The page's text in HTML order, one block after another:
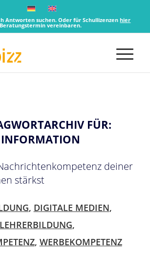
Antworten suchen. Oder für Schullizenzenhier
Beratungstermin vereinbaren.
FÜR:
INFORMATION
deiner
stärkst
, DIGITALE MEDIEN,
LEHRERBILDUNG,
, WERBEKOMPETENZ